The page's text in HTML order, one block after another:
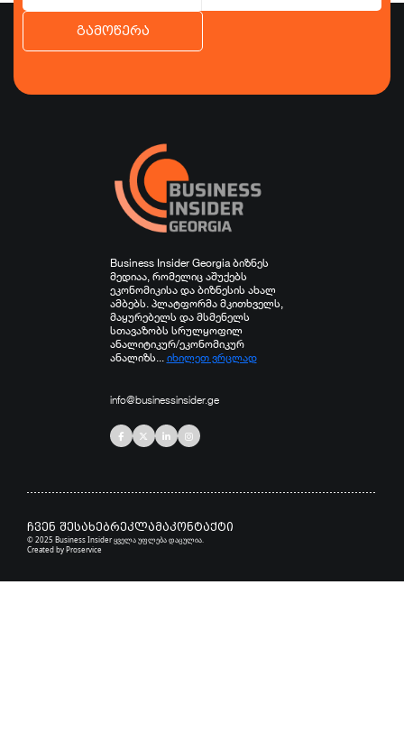
გამოწერა
Business Insider Georgia ბიზნეს
მედიაა, რომელიც აშუქებს
ეკონომიკისა და ბიზნესის ახალ
ამბებს. პლატფორმა მკითხველს,
მაყურებელს და მსმენელს
სთავაზობს სრულყოფილ
ანალიტიკურ/ეკონომიკურ
ანალიზს... იხილეთ ვრცლად
info@businessinsider.ge
ჩვენ შესახებრეკლამაკონტაქტი
© 2025 Business Insider ყველა უფლება დაცულია.
Created byProservice